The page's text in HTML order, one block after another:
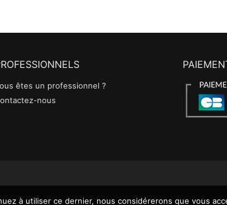
êtes un professionnel ?
nous
à utiliser ce dernier, nous considérerons que vous